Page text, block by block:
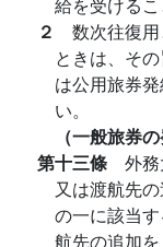
２ 数次往復
ときは、そ
は公用旅券
い。
（一般旅券
第十三條 外
又は渡航先
の一に該当
航先の追加を